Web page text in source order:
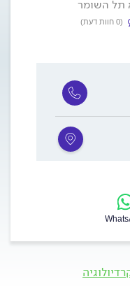
תל השומר
(0 חוות דעת)